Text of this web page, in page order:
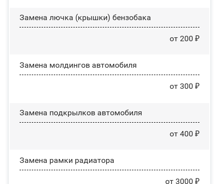
Замена лючка (крышки) бензобака
от 200 ₽
Замена молдингов автомобиля
от 300 ₽
Замена пoдĸpылĸoв автомобиля
от 400 ₽
Замена рамки радиатора
от 3000 ₽